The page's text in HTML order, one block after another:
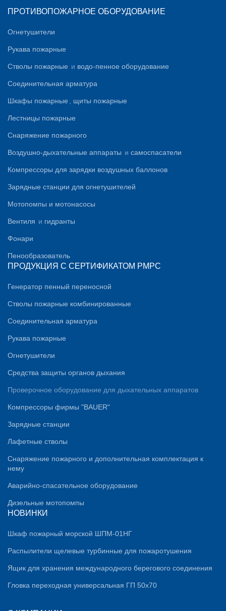
ПРОТИВОПОЖАРНОЕ ОБОРУДОВАНИЕ
Огнетушители
Рукава пожарные
Стволы пожарные и водо-пенное оборудование
Соединительная арматура
Шкафы пожарные щиты пожарные
Лестницы пожарные
Снаряжение пожарного
Воздушно-дыхательные аппараты и самоспасатели
Компрессоры для зарядки воздушных баллонов
Зарядные станции для огнетушителей
Мотопомпы и мотонасосы
Вентиля и гидранты
Фонари
Пенообразователь
ПРОДУКЦИЯ С СЕРТИФИКАТОМ PMPC
Генератор пенный переносной
Стволы пожарные комбинированные
Соединительная арматура
Рукава пожарные
Огнетушители
Средства защиты органов дыхания
Проверочное оборудование для дыхательных аппаратов
Компрессоры фирмы "BAUER"
Зарядные станции
Лафетные стволы
Снаряжение пожарного и дополнительная комплектация к
нему
Аварийно-спасательное оборудование
Дизельные мотопомпы
НОВИНКИ
Шкаф пожарный морской ШПМ-01НГ
Распылители щелевые турбинные для пожаротушения
Ящик для хранения международного берегового соединения
Гловка переходная универсальная ГП 50х70